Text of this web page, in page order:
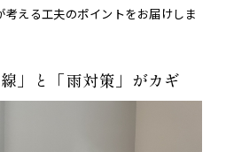
える工夫のポイントをお届けしま
」と「雨対策」がカギ